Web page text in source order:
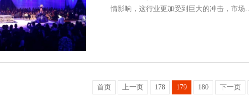
情影响，这行业更加受到巨大的冲击，市场…
首页 上一页 178 179 180 下一页